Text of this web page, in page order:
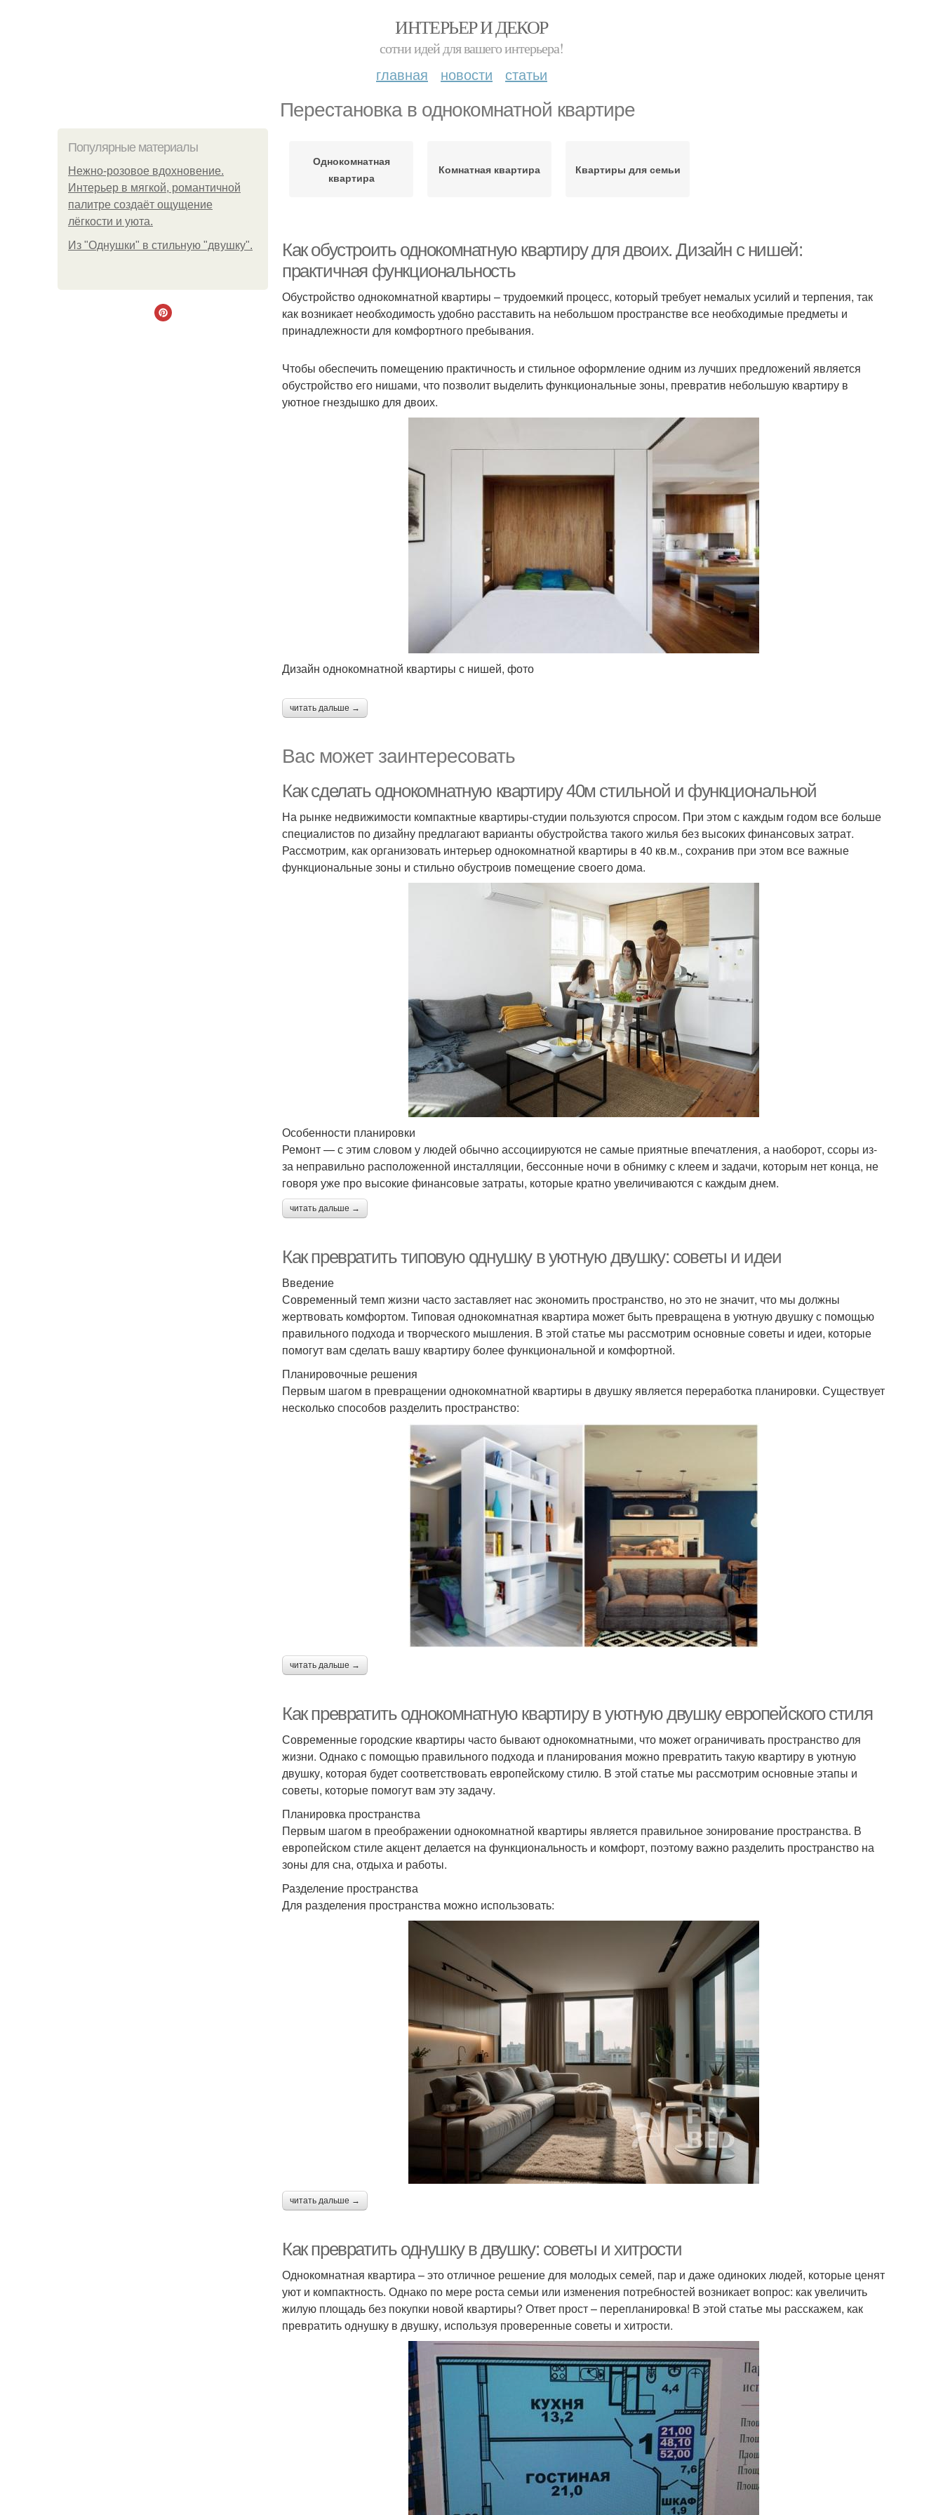
ИНТЕРЬЕР И ДЕКОР
сотни идей для вашего интерьера!
главная новости статьи
Перестановка в однокомнатной квартире
Популярные материалы
Нежно-розовое вдохновение.
Интерьер в мягкой, романтичной
палитре создаёт ощущение
лёгкости и уюта.
Из "Однушки" в стильную "двушку".
Однокомнатная
квартира
Комнатная квартира Квартиры для семьи
Как обустроить однокомнатную квартиру для двоих. Дизайн с нишей:
практичная функциональность
Обустройство однокомнатной квартиры – трудоемкий процесс, который требует немалых усилий и терпения, так
как возникает необходимость удобно расставить на небольшом пространстве все необходимые предметы и
принадлежности для комфортного пребывания.
Чтобы обеспечить помещению практичность и стильное оформление одним из лучших предложений является
обустройство его нишами, что позволит выделить функциональные зоны, превратив небольшую квартиру в
уютное гнездышко для двоих.
Дизайн однокомнатной квартиры с нишей, фото
читать дальше →
Вас может заинтересовать
Как сделать однокомнатную квартиру 40м стильной и функциональной
На рынке недвижимости компактные квартиры-студии пользуются спросом. При этом с каждым годом все больше
специалистов по дизайну предлагают варианты обустройства такого жилья без высоких финансовых затрат.
Рассмотрим, как организовать интерьер однокомнатной квартиры в 40 кв.м., сохранив при этом все важные
функциональные зоны и стильно обустроив помещение своего дома.
Особенности планировки
Ремонт — с этим словом у людей обычно ассоциируются не самые приятные впечатления, а наоборот, ссоры из-
за неправильно расположенной инсталляции, бессонные ночи в обнимку с клеем и задачи, которым нет конца, не
говоря уже про высокие финансовые затраты, которые кратно увеличиваются с каждым днем.
читать дальше →
Как превратить типовую однушку в уютную двушку: советы и идеи
Введение
Современный темп жизни часто заставляет нас экономить пространство, но это не значит, что мы должны
жертвовать комфортом. Типовая однокомнатная квартира может быть превращена в уютную двушку с помощью
правильного подхода и творческого мышления. В этой статье мы рассмотрим основные советы и идеи, которые
помогут вам сделать вашу квартиру более функциональной и комфортной.
Планировочные решения
Первым шагом в превращении однокомнатной квартиры в двушку является переработка планировки. Существует
несколько способов разделить пространство:
читать дальше →
Как превратить однокомнатную квартиру в уютную двушку европейского стиля
Современные городские квартиры часто бывают однокомнатными, что может ограничивать пространство для
жизни. Однако с помощью правильного подхода и планирования можно превратить такую квартиру в уютную
двушку, которая будет соответствовать европейскому стилю. В этой статье мы рассмотрим основные этапы и
советы, которые помогут вам эту задачу.
Планировка пространства
Первым шагом в преображении однокомнатной квартиры является правильное зонирование пространства. В
европейском стиле акцент делается на функциональность и комфорт, поэтому важно разделить пространство на
зоны для сна, отдыха и работы.
Разделение пространства
Для разделения пространства можно использовать:
читать дальше →
Как превратить однушку в двушку: советы и хитрости
Однокомнатная квартира – это отличное решение для молодых семей, пар и даже одиноких людей, которые ценят
уют и компактность. Однако по мере роста семьи или изменения потребностей возникает вопрос: как увеличить
жилую площадь без покупки новой квартиры? Ответ прост – перепланировка! В этой статье мы расскажем, как
превратить однушку в двушку, используя проверенные советы и хитрости.